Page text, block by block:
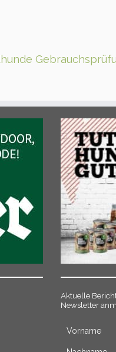
Aktuelle
Newsletter
Vorname